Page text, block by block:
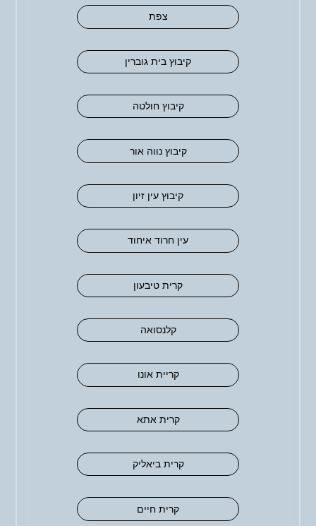
צפת
קיבוץ בית גוברין
קיבוץ חולטה
קיבוץ נווה אור
קיבוץ עין זיון
עין חרוד איחוד
קרית טיבעון
קלנסואה
קריית אונו
קרית אתא
קרית ביאליק
קרית חיים